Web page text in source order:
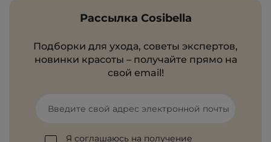
Рассылка Cosibella
Подборки для ухода, советы экспертов,
новинки красоты – получайте прямо на
свой email!
Введите свой адрес электронной почты
Я соглашаюсь на получение